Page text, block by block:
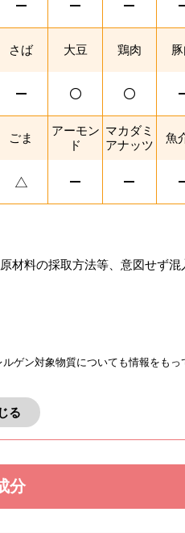
さば 大豆 鶏肉
ごま
アーモン
ド
マカダミ
アナッツ
魚
材料の採取方法等、意図せず混
ゲン対象物質についても情報をもっ
る
レルゲンを閉じる。
分
展開する。